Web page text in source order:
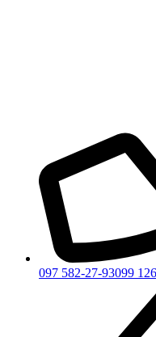
097 582-27-93099